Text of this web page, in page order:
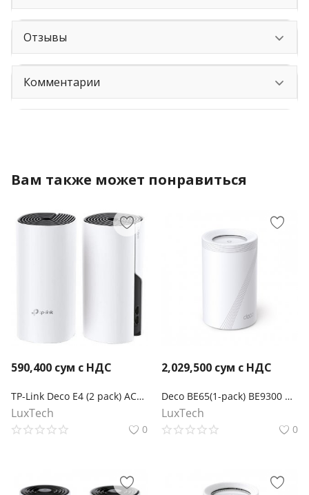
Отзывы
Комментарии
Вам также может понравиться
590,400 сум с НДС
TP-Link Deco E4 (2 pack) AC1200 Домашняя Mesh Wi-Fi система
LuxTech
0
2,029,500 сум с НДС
Deco BE65(1-pack) BE9300 Трехдиапазонный Mesh-модуль Wi-Fi 7
LuxTech
0